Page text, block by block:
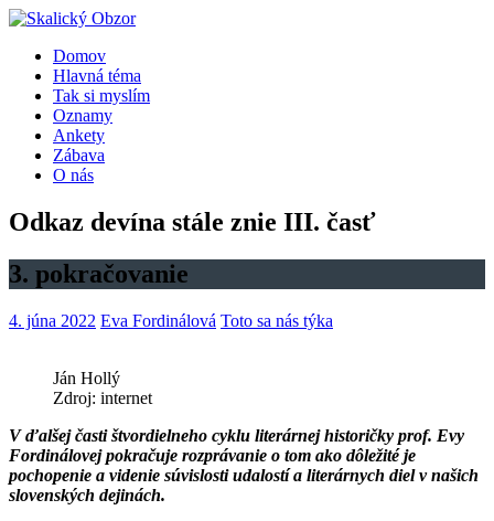
Domov
Hlavná téma
Tak si myslím
Oznamy
Ankety
Zábava
O nás
Odkaz devína stále znie III. časť
3. pokračovanie
4. júna 2022 Eva Fordinálová Toto sa nás týka
Ján Hollý
Zdroj: internet
V ďalšej časti štvordielneho cyklu literárnej historičky prof. Evy
Fordinálovej pokračuje rozprávanie o tom ako dôležité je
pochopenie a videnie súvislosti udalostí a literárnych diel v našich
slovenských dejinách.